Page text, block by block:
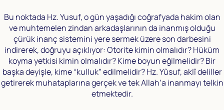
Bu noktada Hz. Yusuf, o gün yaşadığı coğrafyada hakim olan
ve muhtemelen zindan arkadaşlarının da inanmış olduğu
çürük inanç sistemini yere sermek üzere son darbesini
indirerek, doğruyu açıklıyor: Otorite kimin olmalıdır? Hüküm
koyma yetkisi kimin olmalıdır? Kime boyun eğilmelidir? Bir
başka deyişle, kime “kulluk” edilmelidir? Hz. Yûsuf, aklî deliller
getirerek muhataplarına gerçek ve tek Allah’a inanmayı telkin
etmektedir.